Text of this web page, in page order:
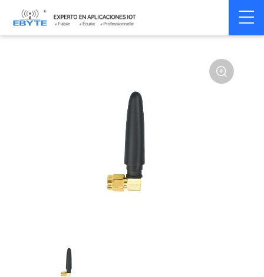
Home > Accessoires > Antenna
